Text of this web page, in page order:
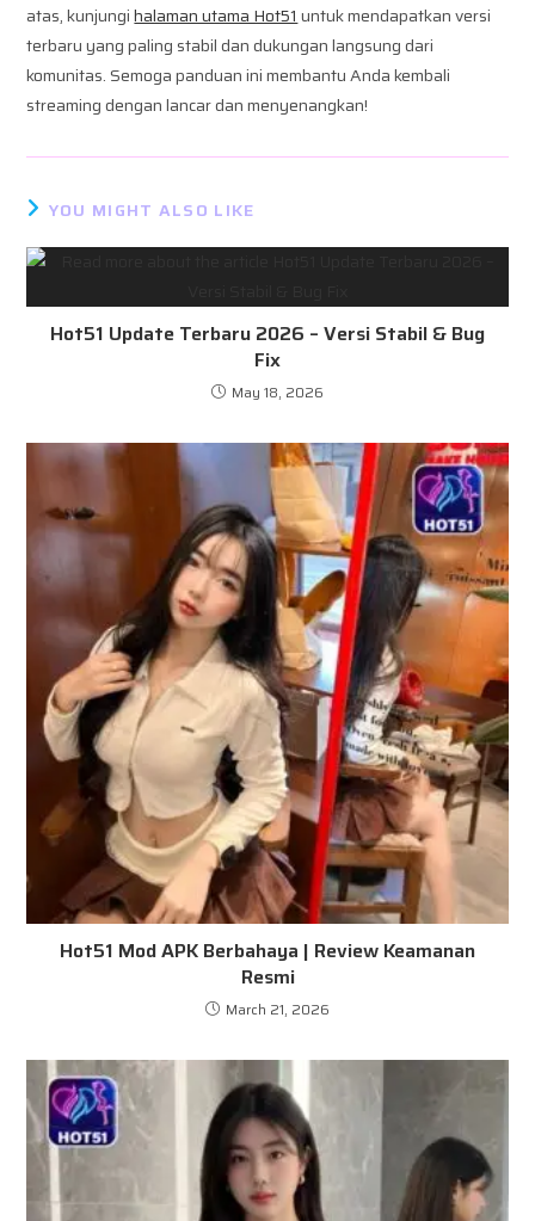
atas, kunjungihalaman utama Hot51 untuk mendapatkan versi
terbaru yang paling stabil dan dukungan langsung dari
komunitas. Semoga panduan ini membantu Anda kembali
streaming dengan lancar dan menyenangkan!
YOU MIGHT ALSO LIKE
Hot51 Update Terbaru 2026 – Versi Stabil & Bug
Fix
May 18, 2026
Hot51 Mod APK Berbahaya | Review Keamanan
Resmi
March 21, 2026